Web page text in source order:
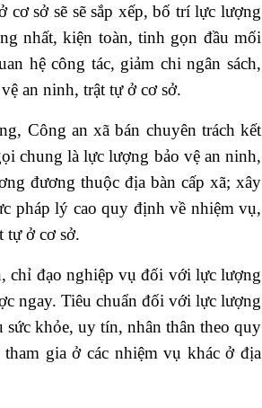
sở sẽ sẽ sắp xếp, bố trí lực lượng
nhất, kiện toàn, tinh gọn đầu mối
hệ công tác, giảm chi ngân sách,
an ninh, trật tự ở cơ sở.
Công an xã bán chuyên trách kết
chung là lực lượng bảo vệ an ninh,
đương thuộc địa bàn cấp xã; xây
pháp lý cao quy định về nhiệm vụ,
tự ở cơ sở.
chỉ đạo nghiệp vụ đối với lực lượng
ngay. Tiêu chuẩn đối với lực lượng
khỏe, uy tín, nhân thân theo quy
gia ở các nhiệm vụ khác ở địa